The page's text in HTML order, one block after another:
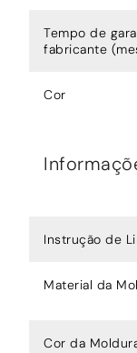
Tempo de
fabricante
Cor
Instrução de
Material da
Cor da